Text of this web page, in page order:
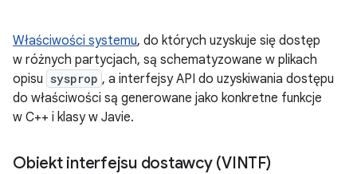
Właściwości systemu, do których uzyskuje się dostęp
w różnych partycjach, są schematyzowane w plikach
opisu sysprop , a interfejsy API do uzyskiwania dostępu
do właściwości są generowane jako konkretne funkcje
w C++ i klasy w Javie.
Obiekt interfejsu dostawcy (VINTF)